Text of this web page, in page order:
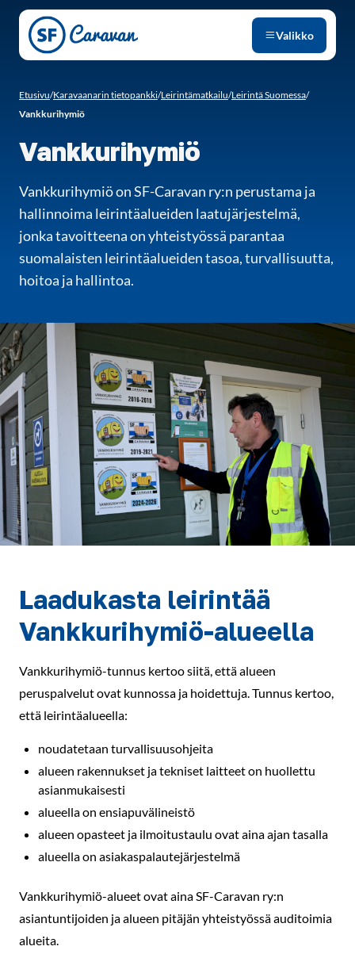
Siirry sivun sisältöön
Valikko
Etusivu/Karavaanarin tietopankki/Leirintämatkailu/Leirintä Suomessa/
Vankkurihymiö
Vankkurihymiö
Vankkurihymiö on SF-Caravan ry:n perustama ja
hallinnoima leirintäalueiden laatujärjestelmä,
jonka tavoitteena on yhteistyössä parantaa
suomalaisten leirintäalueiden tasoa, turvallisuutta,
hoitoa ja hallintoa.
Laadukasta leirintää
Vankkurihymiö-alueella
Vankkurihymiö-tunnus kertoo siitä, että alueen
peruspalvelut ovat kunnossa ja hoidettuja. Tunnus kertoo,
että leirintäalueella:
noudatetaan turvallisuusohjeita
alueen rakennukset ja tekniset laitteet on huollettu
asianmukaisesti
alueella on ensiapuvälineistö
alueen opasteet ja ilmoitustaulu ovat aina ajan tasalla
alueella on asiakaspalautejärjestelmä
Vankkurihymiö-alueet ovat aina SF-Caravan ry:n
asiantuntijoiden ja alueen pitäjän yhteistyössä auditoimia
alueita.